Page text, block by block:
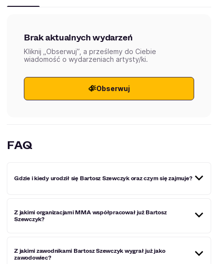
Brak aktualnych wydarzeń
Kliknij „Obserwuj”, a prześlemy do Ciebie
wiadomość o wydarzeniach artysty/ki.
Obserwuj
FAQ
Gdzie i kiedy urodził się Bartosz Szewczyk oraz czym się zajmuje?
MMA, który urodził się 18 września 1997 roku w Otwocku.
Na swoim koncie ma liczne bonusy, m.in. za poddanie
Z jakimi organizacjami MMA współpracował już Bartosz
Szewczyk?
takimi organizacjami, jak: FEN, UAE Warriors oraz KSW.
Z jakimi zawodnikami Bartosz Szewczyk wygrał już jako
zawodowiec?